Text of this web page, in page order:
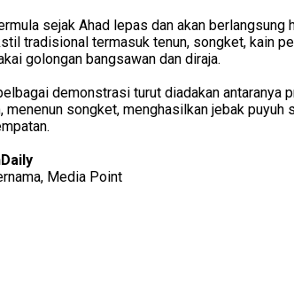
sejak Ahad lepas dan akan
tradisional termasuk tenun, songket, kain
golongan bangsawan dan diraja.
demonstrasi turut diadakan antaranya
menenun songket, menghasilkan jebak
Media Point